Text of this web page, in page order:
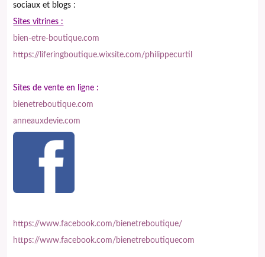
sociaux et blogs :
Sites vitrines :
bien-etre-boutique.com
https://liferingboutique.wixsite.com/philippecurtil
Sites de vente en ligne :
bienetreboutique.com
anneauxdevie.com
https://www.facebook.com/bienetreboutique/
https://www.facebook.com/bienetreboutiquecom